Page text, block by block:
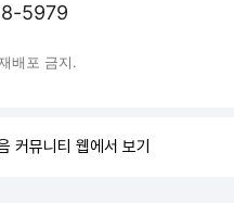
5979
배포 금지.
커뮤니티 웹에서 보기